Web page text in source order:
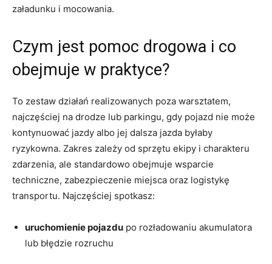
załadunku i mocowania.
Czym jest pomoc drogowa i co
obejmuje w praktyce?
To zestaw działań realizowanych poza warsztatem,
najczęściej na drodze lub parkingu, gdy pojazd nie może
kontynuować jazdy albo jej dalsza jazda byłaby
ryzykowna. Zakres zależy od sprzętu ekipy i charakteru
zdarzenia, ale standardowo obejmuje wsparcie
techniczne, zabezpieczenie miejsca oraz logistykę
transportu. Najczęściej spotkasz:
uruchomienie pojazdu po rozładowaniu akumulatora
lub błędzie rozruchu